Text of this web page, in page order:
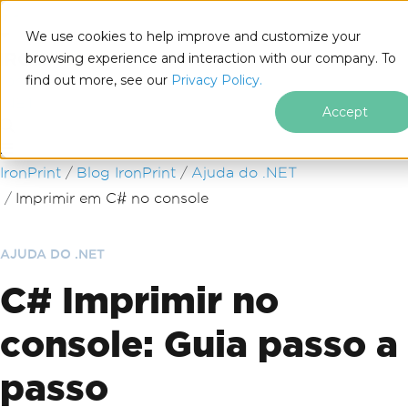
We use cookies to help improve and customize your
browsing experience and interaction with our company. To
find out more, see our Privacy Policy.
Accept
Ir para o conteúdo do rodapé
IronPrint Blog IronPrint
Ajuda do .NET
Imprimir em C# no console
AJUDA DO .NET
C# Imprimir no
console: Guia passo a
passo